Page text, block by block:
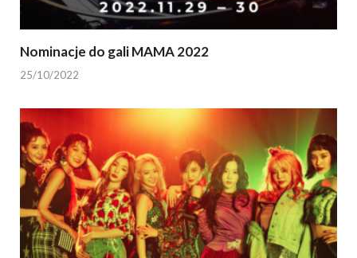
Nominacje do gali MAMA 2022
25/10/2022